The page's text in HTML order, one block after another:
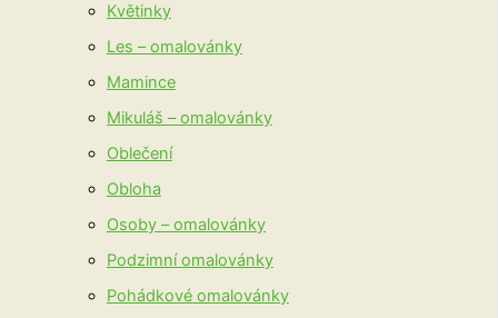
Květinky
Les – omalovánky
Mamince
Mikuláš – omalovánky
Oblečení
Obloha
Osoby – omalovánky
Podzimní omalovánky
Pohádkové omalovánky